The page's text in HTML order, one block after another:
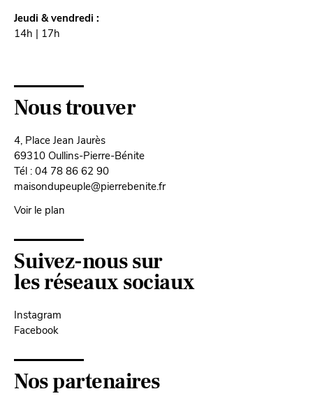
Jeudi & vendredi :
14h | 17h
Nous trouver
4, Place Jean Jaurès
69310 Oullins-Pierre-Bénite
Tél : 04 78 86 62 90
maisondupeuple@pierrebenite.fr
Voir le plan
Suivez-nous sur
les réseaux sociaux
Instagram
Facebook
Nos partenaires